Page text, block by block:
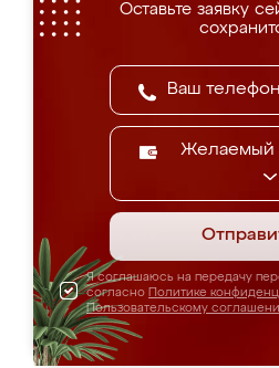
Оставьте заявку
Желаемый
Я соглашаюсь на передачу
согласно Политике
Пользовательскому